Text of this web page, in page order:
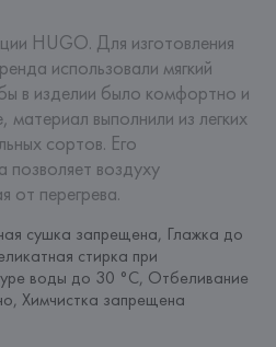
HUGO. Для изготовления
использовали мягкий
в изделии было комфортно и
выполнили из легких
сортов. Его
позволяет воздуху
от перегрева.
сушка запрещена, Глажка до
стирка при
воды до 30 °C, Отбеливание
Химчистка запрещена